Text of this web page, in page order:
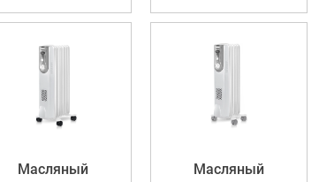
Масляный
Масляный